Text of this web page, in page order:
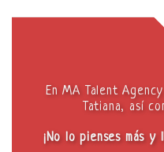
En MA Talent
Tatiana, así
¡No lo pienses más